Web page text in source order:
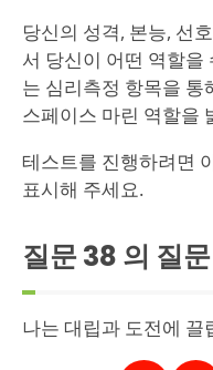
당신의 성격, 본능, 선
서 당신이 어떤 역할을
는 심리측정 항목을 통
스페이스 마린 역할을
테스트를 진행하려면
표시해 주세요.
질문 38 의 질문
나는 대립과 도전에 끌